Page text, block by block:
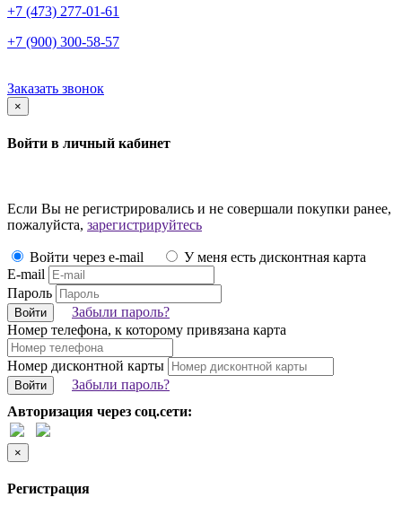
+7 (473) 277-01-61
+7 (900) 300-58-57
Заказать звонок
×
Войти в личный кабинет
Если Вы не регистрировались и не совершали покупки ранее,
пожалуйста, зарегистрируйтесь
Войти через e-mail
У меня есть дисконтная карта
E-mail
Пароль
Войти
Забыли пароль?
Номер телефона, к которому привязана карта
Номер дисконтной карты
Войти
Забыли пароль?
Авторизация через соц.сети:
×
Регистрация